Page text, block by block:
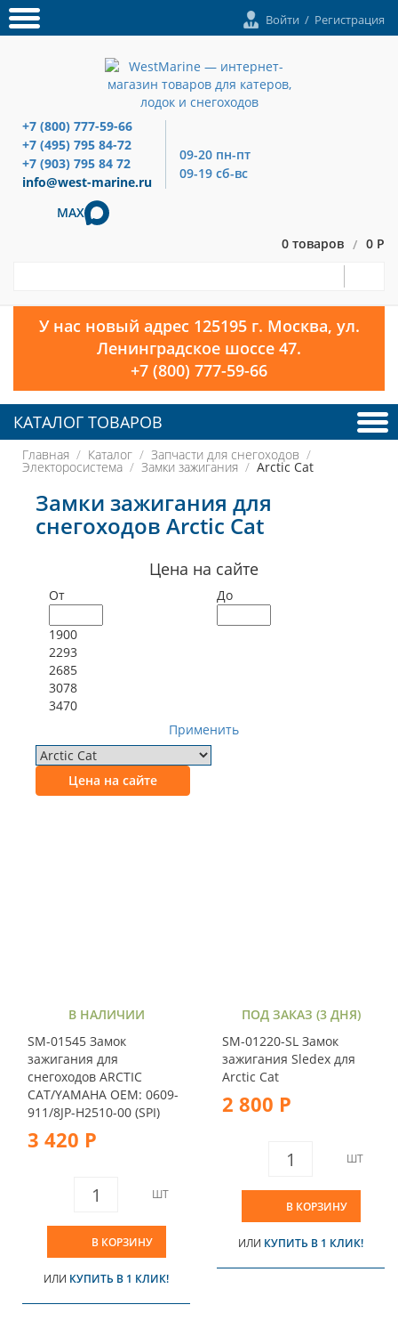
Войти / Регистрация
+7 (800) 777-59-66
+7 (495) 795 84-72
+7 (903) 795 84 72
info@west-marine.ru
09-20 пн-пт
09-19 сб-вс
MAX
0 товаров / 0 Р
У нас новый адрес 125195 г. Москва, ул.
Ленинградское шоссе 47.
+7 (800) 777-59-66
КАТАЛОГ ТОВАРОВ
Главная Каталог Запчасти для снегоходов
Электоросистема Замки зажигания Arctic Cat
Замки зажигания для
снегоходов Arctic Cat
Цена на сайте
От До
1900
2293
2685
3078
3470
Применить
Цена на сайте
В НАЛИЧИИ
SM-01545 Замок
зажигания для
снегоходов ARCTIC
CAT/YAMAHA OEM: 0609-
911/8JP-H2510-00 (SPI)
3 420 Р
ШТ
В КОРЗИНУ
ИЛИ КУПИТЬ В 1 КЛИК!
ПОД ЗАКАЗ (3 ДНЯ)
SM-01220-SL Замок
зажигания Sledex для
Arctic Cat
2 800 Р
ШТ
В КОРЗИНУ
ИЛИ КУПИТЬ В 1 КЛИК!